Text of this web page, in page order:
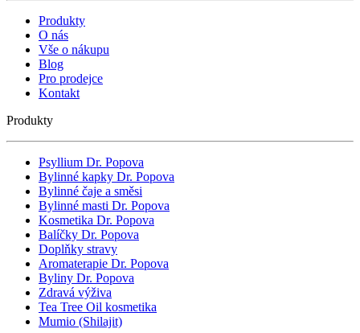
Produkty
O nás
Vše o nákupu
Blog
Pro prodejce
Kontakt
Produkty
Psyllium Dr. Popova
Bylinné kapky Dr. Popova
Bylinné čaje a směsi
Bylinné masti Dr. Popova
Kosmetika Dr. Popova
Balíčky Dr. Popova
Doplňky stravy
Aromaterapie Dr. Popova
Byliny Dr. Popova
Zdravá výživa
Tea Tree Oil kosmetika
Mumio (Shilajit)